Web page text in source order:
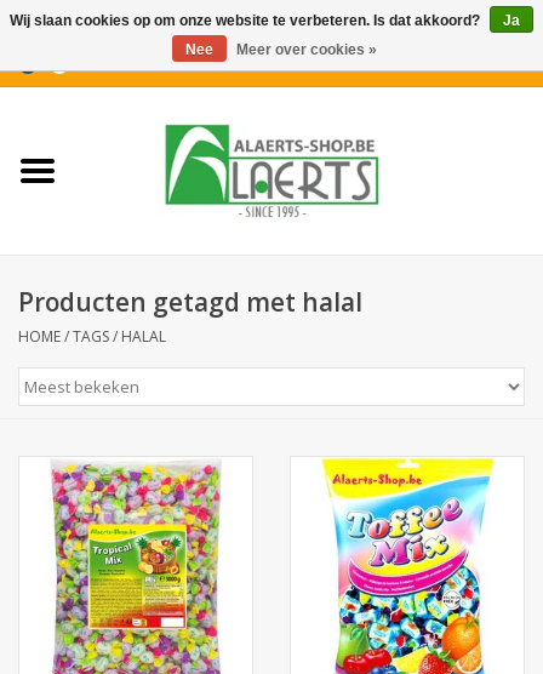
Nieuwigheden
Confiserie
Dranken
Aperitiefkoekjes
Botanicals
Snoeppot-Snoep
Producten getagd met halal
HOME/TAGS/ HALAL
Wij slaan cookies op om onze website te verbeteren. Is dat akkoord?
Ja
Nee
Meer over cookies »